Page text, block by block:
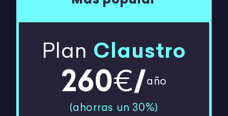
Plan Claustro
260€/año
(ahorras un 30%)